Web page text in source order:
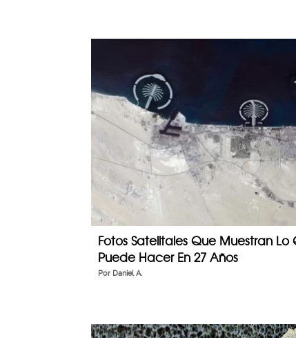
Fotos Satelitales Que Muestran
Puede Hacer En 27 Años
Por Daniel A.